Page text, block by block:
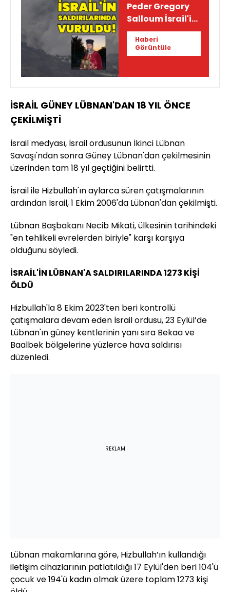
Peder Gregory
Salloum İsrail'in
saldırılarında
vuruldu
Haberi
Görüntüle
İSRAİL GÜNEY LÜBNAN'DAN 18 YIL ÖNCE
ÇEKİLMİŞTİ
İsrail medyası, İsrail ordusunun İkinci Lübnan
Savaşı'ndan sonra Güney Lübnan'dan çekilmesinin
üzerinden tam 18 yıl geçtiğini belirtti.
İsrail ile Hizbullah'ın aylarca süren çatışmalarının
ardından İsrail, 1 Ekim 2006'da Lübnan'dan çekilmişti.
Lübnan Başbakanı Necib Mikati, ülkesinin tarihindeki
"en tehlikeli evrelerden biriyle" karşı karşıya
olduğunu söyledi.
İSRAİL'İN LÜBNAN'A SALDIRILARINDA 1273 KİŞİ
ÖLDÜ
Hizbullah'la 8 Ekim 2023'ten beri kontrollü
çatışmalara devam eden İsrail ordusu, 23 Eylül’de
Lübnan'ın güney kentlerinin yanı sıra Bekaa ve
Baalbek bölgelerine yüzlerce hava saldırısı
düzenledi.
REKLAM
Lübnan makamlarına göre, Hizbullah’ın kullandığı
iletişim cihazlarının patlatıldığı 17 Eylül'den beri 104'ü
çocuk ve 194'ü kadın olmak üzere toplam 1273 kişi